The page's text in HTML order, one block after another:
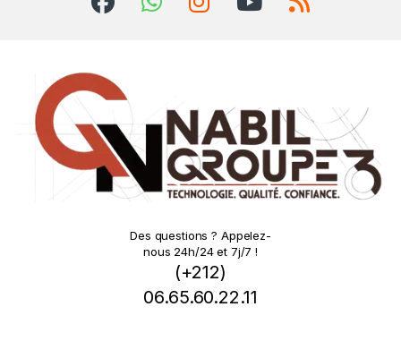
Des questions ? Appelez-
nous 24h/24 et 7j/7 !
(+212)
06.65.60.22.11